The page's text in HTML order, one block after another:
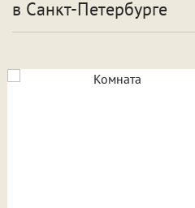
в Санкт-Петербурге